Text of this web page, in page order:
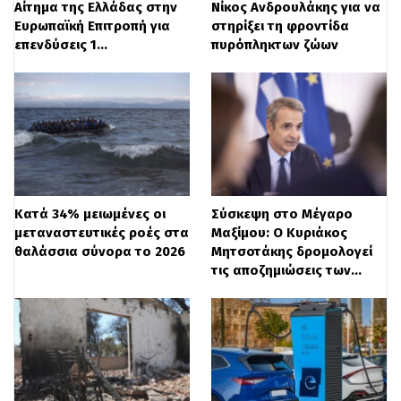
Μέχρι στιγμής, μόνο 8 από τα 24 ανώτατα
ιδρύματα έχουν συμμορφωθεί με τη
συγκεκριμένη υποχρέωση: το Εθνικό
Μετσόβιο Πολυτεχνείο, το Οικονομικό
Πανεπιστήμιο Αθηνών, το Αριστοτέλειο
Πανεπιστήμιο Θεσσαλονίκης, το Διεθνές
Πανεπιστήμιο, το Πανεπιστήμιο Πειραιώς,
το Δημοκρίτειο, το Πανεπιστήμιο Πατρών
Όσον αφορά στην οριστική διαγραφή
Αίτημα της Ελλάδας στην
Ευρωπαϊκή Επιτροπή για
επενδύσεις 1…
Νίκος Ανδρουλάκης για να
στηρίξει τη φροντίδα
πυρόπληκτων ζώων
Κατά 34% μειωμένες οι
μεταναστευτικές ροές στα
θαλάσσια σύνορα το 2026
Σύσκεψη στο Μέγαρο
Μαξίμου: Ο Κυριάκος
Μητσοτάκης δρομολογεί
τις αποζημιώσεις των…